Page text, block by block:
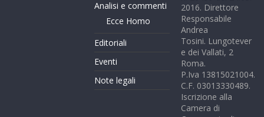
Analisi e commenti
Ecce Homo
Editoriali
Eventi
Note legali
2016. Direttore
Responsabile
Andrea
Tosini. Lungotever
e dei Vallati, 2
Roma.
P.Iva 13815021004.
C.F. 03013330489.
Iscrizione alla
Camera di